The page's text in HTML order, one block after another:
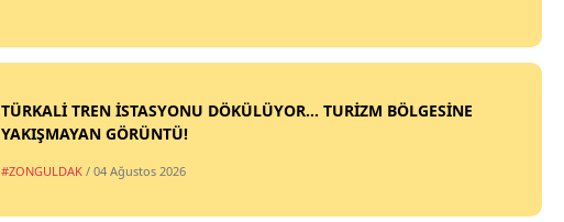
TÜRKALİ TREN İSTASYONU DÖKÜLÜYOR... TURİZM BÖLGESİNE
YAKIŞMAYAN GÖRÜNTÜ!
#ZONGULDAK / 04 Ağustos 2026